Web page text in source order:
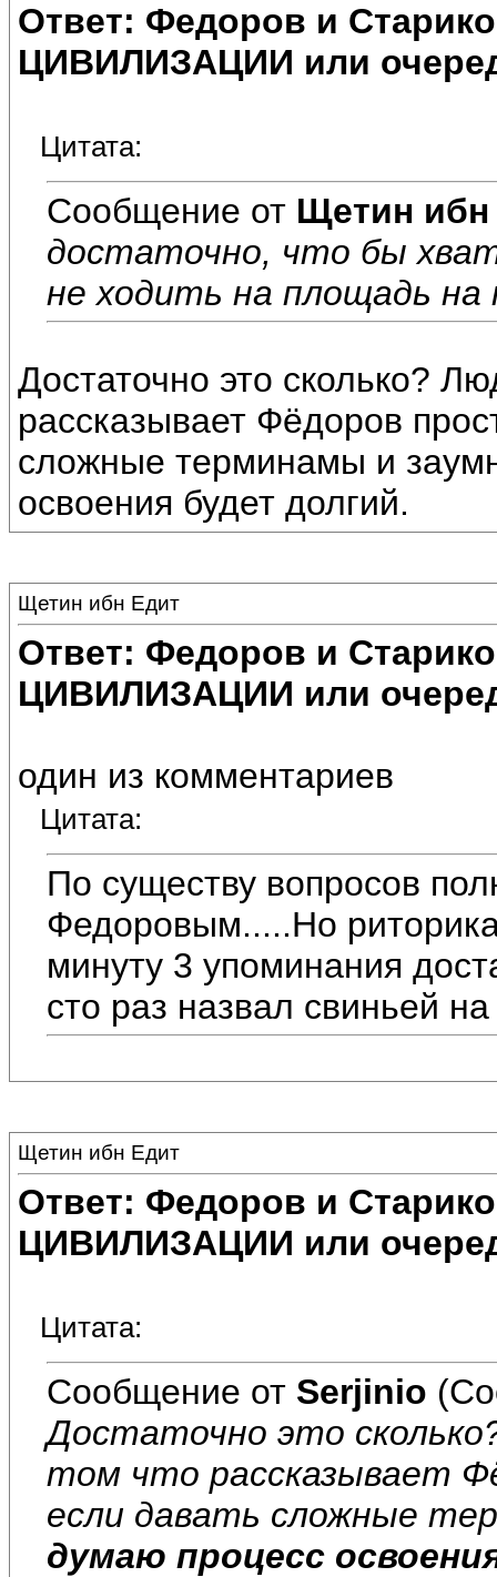
Ответ: Федоров и
ЦИВИЛИЗАЦИИ или
Цитата:
Сообщение от Щетин ибн
достаточно, что бы
не ходить на площадь
Достаточно это сколько?
рассказывает Фёдоров
сложные терминамы и
освоения будет долгий.
Щетин ибн Едит
Ответ: Федоров и
ЦИВИЛИЗАЦИИ или
один из комментариев
Цитата:
По существу вопросов
Федоровым.....Но
минуту 3 упоминания
сто раз назвал свиньей
Щетин ибн Едит
Ответ: Федоров и
ЦИВИЛИЗАЦИИ или
Цитата:
Сообщение от Serjinio
Достаточно это
том что рассказывает
если давать сложные
думаю процесс